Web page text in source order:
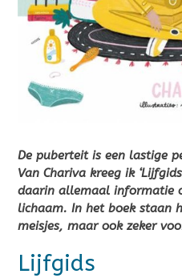
De puberteit is een lastige
Van Chariva kreeg ik
daarin allemaal informatie
lichaam. In het boek staan
meisjes, maar ook zeker
Lijfgids